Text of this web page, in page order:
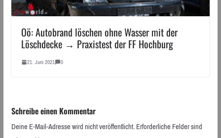
Oö: Autobrand löschen ohne Wasser mit der
Löschdecke → Praxistest der FF Hochburg
21. Juni 2021 0
Schreibe einen Kommentar
Deine E-Mail-Adresse wird nicht veröffentlicht.Erforderliche Felder sind